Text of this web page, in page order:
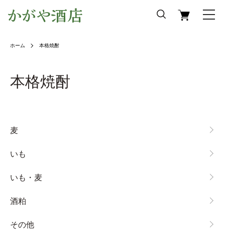
ホーム 本格焼酎
本格焼酎
麦
いも
いも・麦
酒粕
その他